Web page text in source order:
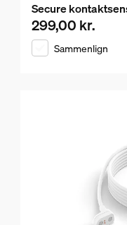
Secure
Nuværende pris er
299,00 kr.
Sammenlign